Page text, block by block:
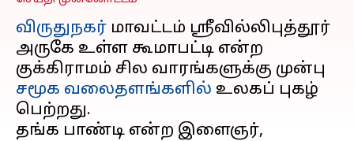
விருதுநகர் மாவட்டம் ஸ்ரீவில்லிபுத்தூர்
அருகே உள்ள கூமாபட்டி என்ற
குக்கிராமம் சில வாரங்களுக்கு முன்பு
சமூக வலைதளங்களில் உலகப் புகழ்
பெற்றது.
தங்க பாண்டி என்ற இளைஞர்,